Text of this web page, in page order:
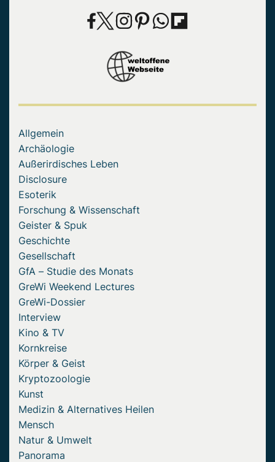
Allgemein
Archäologie
Außerirdisches Leben
Disclosure
Esoterik
Forschung & Wissenschaft
Geister & Spuk
Geschichte
Gesellschaft
GfA – Studie des Monats
GreWi Weekend Lectures
GreWi-Dossier
Interview
Kino & TV
Kornkreise
Körper & Geist
Kryptozoologie
Kunst
Medizin & Alternatives Heilen
Mensch
Natur & Umwelt
Panorama